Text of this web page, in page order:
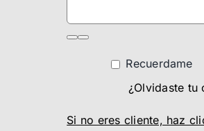
Recuerdame
¿Olvidaste tu
Si no eres cliente, haz